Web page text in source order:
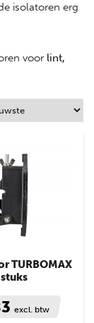
isolatoren erg
voor lint,
TURBOMAX
excl. btw